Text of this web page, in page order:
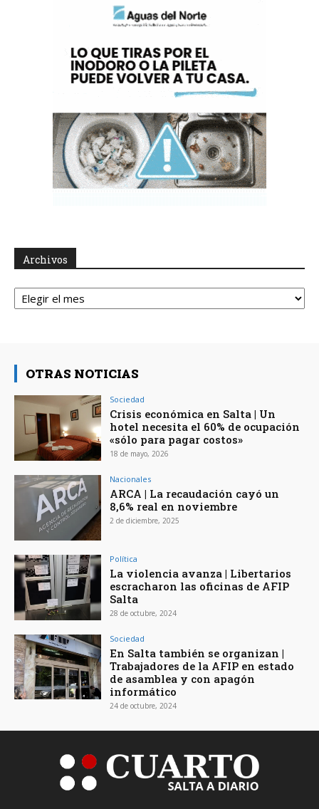
Archivos
Archivos
OTRAS NOTICIAS
Sociedad
Crisis económica en Salta | Un
hotel necesita el 60% de ocupación
«sólo para pagar costos»
18 de mayo, 2026
Nacionales
ARCA | La recaudación cayó un
8,6% real en noviembre
2 de diciembre, 2025
Política
La violencia avanza | Libertarios
escracharon las oficinas de AFIP
Salta
28 de octubre, 2024
Sociedad
En Salta también se organizan |
Trabajadores de la AFIP en estado
de asamblea y con apagón
informático
24 de octubre, 2024